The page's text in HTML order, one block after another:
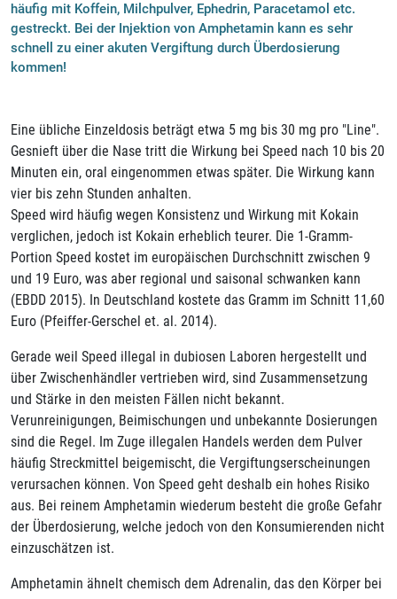
häufig mit Koffein, Milchpulver, Ephedrin, Paracetamol etc.
gestreckt. Bei der Injektion von Amphetamin kann es sehr
schnell zu einer akuten Vergiftung durch Überdosierung
kommen!
Eine übliche Einzeldosis beträgt etwa 5 mg bis 30 mg pro "Line".
Gesnieft über die Nase tritt die Wirkung bei Speed nach 10 bis 20
Minuten ein, oral eingenommen etwas später. Die Wirkung kann
vier bis zehn Stunden anhalten.
Speed wird häufig wegen Konsistenz und Wirkung mit Kokain
verglichen, jedoch ist Kokain erheblich teurer. Die 1-Gramm-
Portion Speed kostet im europäischen Durchschnitt zwischen 9
und 19 Euro, was aber regional und saisonal schwanken kann
(EBDD 2015). In Deutschland kostete das Gramm im Schnitt 11,60
Euro (Pfeiffer-Gerschel et. al. 2014).
Gerade weil Speed illegal in dubiosen Laboren hergestellt und
über Zwischenhändler vertrieben wird, sind Zusammensetzung
und Stärke in den meisten Fällen nicht bekannt.
Verunreinigungen, Beimischungen und unbekannte Dosierungen
sind die Regel. Im Zuge illegalen Handels werden dem Pulver
häufig Streckmittel beigemischt, die Vergiftungserscheinungen
verursachen können. Von Speed geht deshalb ein hohes Risiko
aus. Bei reinem Amphetamin wiederum besteht die große Gefahr
der Überdosierung, welche jedoch von den Konsumierenden nicht
einzuschätzen ist.
Amphetamin ähnelt chemisch dem Adrenalin, das den Körper bei